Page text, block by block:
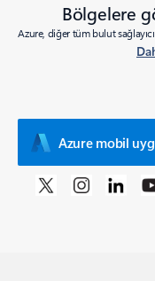
Bölgelere
Azure, diğer tüm bulut
Azure mobil